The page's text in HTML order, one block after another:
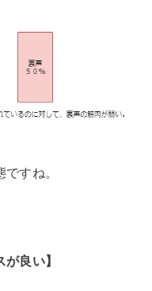
すね。
良い】